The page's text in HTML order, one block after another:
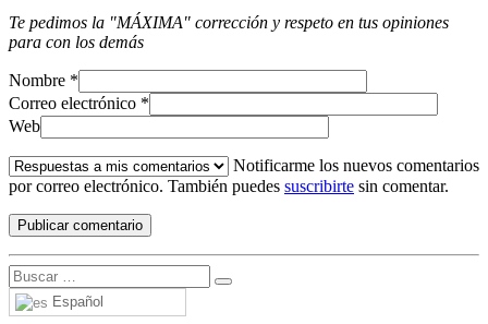
Te pedimos la "MÁXIMA" corrección y respeto en tus opiniones
para con los demás
Nombre *
Correo electrónico *
Web
Notificarme los nuevos comentarios
por correo electrónico. También puedes suscribirte sin comentar.
Español